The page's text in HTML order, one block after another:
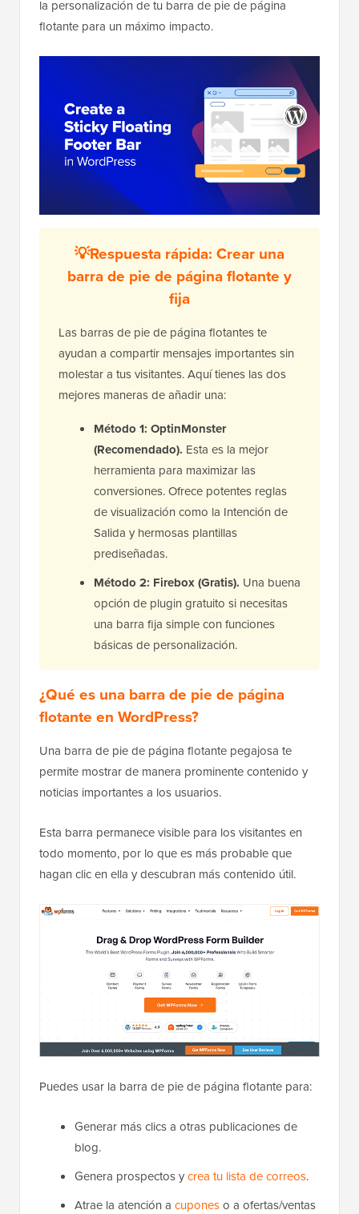
la personalización de tu barra de pie de página
flotante para un máximo impacto.
💡Respuesta rápida: Crear una
barra de pie de página flotante y
fija
Las barras de pie de página flotantes te
ayudan a compartir mensajes importantes sin
molestar a tus visitantes. Aquí tienes las dos
mejores maneras de añadir una:
Método 1: OptinMonster
(Recomendado). Esta es la mejor
herramienta para maximizar las
conversiones. Ofrece potentes reglas
de visualización como la Intención de
Salida y hermosas plantillas
prediseñadas.
Método 2: Firebox (Gratis). Una buena
opción de plugin gratuito si necesitas
una barra fija simple con funciones
básicas de personalización.
¿Qué es una barra de pie de página
flotante en WordPress?
Una barra de pie de página flotante pegajosa te
permite mostrar de manera prominente contenido y
noticias importantes a los usuarios.
Esta barra permanece visible para los visitantes en
todo momento, por lo que es más probable que
hagan clic en ella y descubran más contenido útil.
Puedes usar la barra de pie de página flotante para:
Generar más clics a otras publicaciones de
blog.
Genera prospectos ycrea tu lista de correos.
Atrae la atención a cuponeso a ofertas/ventas